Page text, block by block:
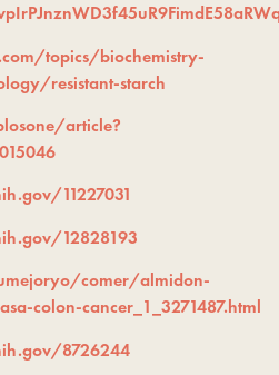
topics/biochemistry-
resistant-starch
article?
11227031
12828193
comer/almidon-
colon-cancer_1_3271487.html
8726244